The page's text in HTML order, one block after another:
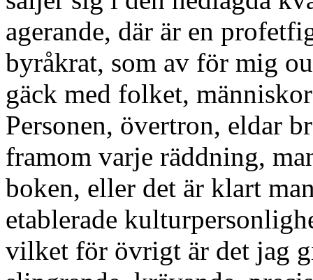
agerande, där är en
byråkrat, som av för mig
gäck med folket,
Personen, övertron, eldar
framom varje räddning,
boken, eller det är klart
etablerade
vilket för övrigt är det jag